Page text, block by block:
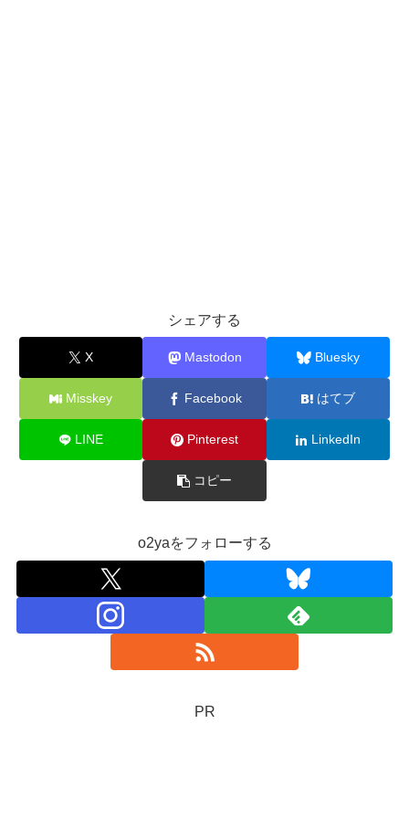
シェアする
X Mastodon Bluesky
Misskey Facebook はてブ
LINE Pinterest LinkedIn
コピー
o2yaをフォローする
PR